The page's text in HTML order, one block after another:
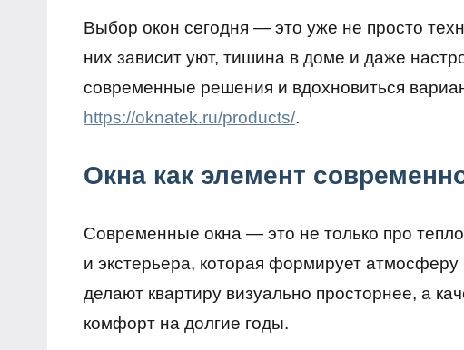
Выбор окон сегодня — это уже не просто
них зависит уют, тишина в доме и даже
современные решения и вдохновиться
https://oknatek.ru/products/.
Окна как элемент
Современные окна — это не только про
и экстерьера, которая формирует
делают квартиру визуально просторнее, а
комфорт на долгие годы.